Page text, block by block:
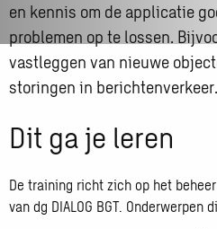
en kennis om de applicatie
problemen op te lossen.
vastleggen van nieuwe
storingen in berichtenverkeer.
Dit ga je leren
De training richt zich op het
van dg DIALOG BGT. Onderwerpen